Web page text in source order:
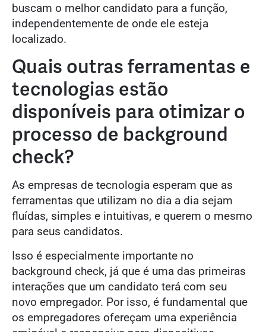
buscam o melhor candidato para a função,
independentemente de onde ele esteja
localizado.
Quais outras ferramentas e
tecnologias estão
disponíveis para otimizar o
processo de background
check?
As empresas de tecnologia esperam que as
ferramentas que utilizam no dia a dia sejam
fluídas, simples e intuitivas, e querem o mesmo
para seus candidatos.
Isso é especialmente importante no
background check, já que é uma das primeiras
interações que um candidato terá com seu
novo empregador. Por isso, é fundamental que
os empregadores ofereçam uma experiência